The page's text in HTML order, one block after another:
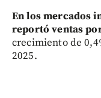
En los mercados
reportó ventas
crecimiento de
2025.